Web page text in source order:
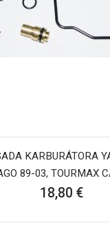
KARBURÁTORA
89-03, TOURMAX
18,80 €